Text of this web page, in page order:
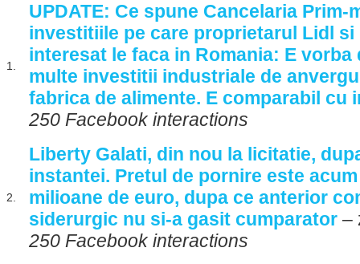
1.
UPDATE: Ce spune Cancelaria
investitiile pe care proprietarul Lidl si
interesat le faca in Romania: E vorba
multe investitii industriale de
fabrica de alimente. E comparabil cu
250 Facebook interactions
2.
Liberty Galati, din nou la licitatie,
instantei. Pretul de pornire este acum
milioane de euro, dupa ce anterior
siderurgic nu si-a gasit cumparator –
250 Facebook interactions